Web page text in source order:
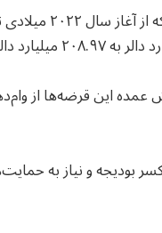
وزارت مالیه
این قرضه‌ها از
و نیاز به